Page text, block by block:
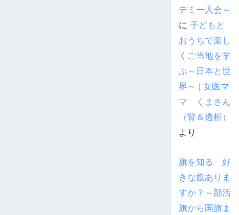
デミー入会～
に 子どもと
おうちで楽し
くご当地を学
ぶ～日本と世
界～ | 女医マ
マ くまさん
（腎＆透析）
より
旗を知る 好
きな旗ありま
すか？～部活
旗から国旗ま